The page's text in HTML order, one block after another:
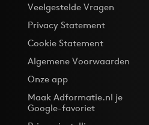
Veelgestelde Vragen
Privacy Statement
Cookie Statement
Algemene Voorwaarden
Onze app
Maak Adformatie.nl je
Google-favoriet